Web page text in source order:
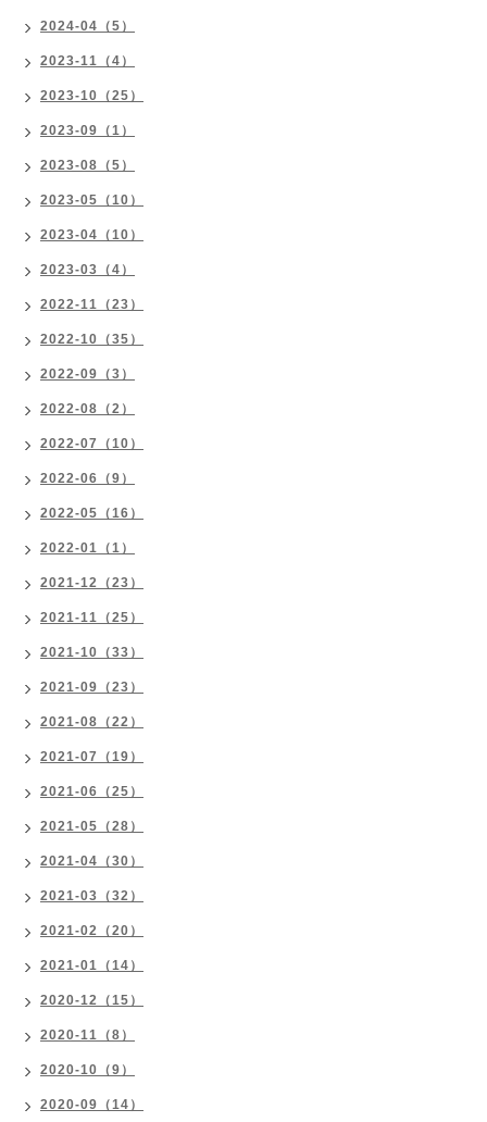
2024-04（5）
2023-11（4）
2023-10（25）
2023-09（1）
2023-08（5）
2023-05（10）
2023-04（10）
2023-03（4）
2022-11（23）
2022-10（35）
2022-09（3）
2022-08（2）
2022-07（10）
2022-06（9）
2022-05（16）
2022-01（1）
2021-12（23）
2021-11（25）
2021-10（33）
2021-09（23）
2021-08（22）
2021-07（19）
2021-06（25）
2021-05（28）
2021-04（30）
2021-03（32）
2021-02（20）
2021-01（14）
2020-12（15）
2020-11（8）
2020-10（9）
2020-09（14）